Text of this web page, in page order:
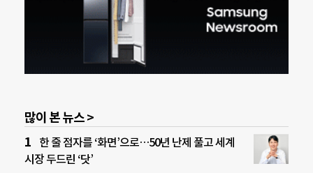
많이 본 뉴스 >
한 줄 점자를 ‘화면’으로…50년 난제 풀고 세계
시장 두드린 ‘닷’